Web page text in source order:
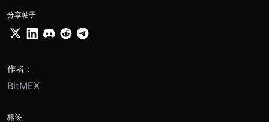
分享帖子
作者：
BitMEX
标签